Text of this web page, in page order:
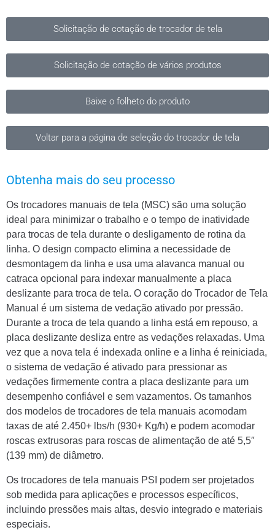
Solicitação de cotação de trocador de tela
Solicitação de cotação de vários produtos
Baixe o folheto do produto
Voltar para a página de seleção do trocador de tela
Obtenha mais do seu processo
Os trocadores manuais de tela (MSC) são uma solução
ideal para minimizar o trabalho e o tempo de inatividade
para trocas de tela durante o desligamento de rotina da
linha. O design compacto elimina a necessidade de
desmontagem da linha e usa uma alavanca manual ou
catraca opcional para indexar manualmente a placa
deslizante para troca de tela. O coração do Trocador de Tela
Manual é um sistema de vedação ativado por pressão.
Durante a troca de tela quando a linha está em repouso, a
placa deslizante desliza entre as vedações relaxadas. Uma
vez que a nova tela é indexada online e a linha é reiniciada,
o sistema de vedação é ativado para pressionar as
vedações firmemente contra a placa deslizante para um
desempenho confiável e sem vazamentos. Os tamanhos
dos modelos de trocadores de tela manuais acomodam
taxas de até 2.450+ lbs/h (930+ Kg/h) e podem acomodar
roscas extrusoras para roscas de alimentação de até 5,5″
(139 mm) de diâmetro.
Os trocadores de tela manuais PSI podem ser projetados
sob medida para aplicações e processos específicos,
incluindo pressões mais altas, desvio integrado e materiais
especiais.